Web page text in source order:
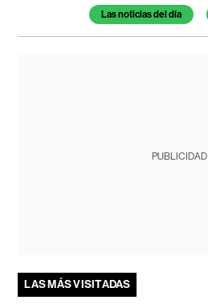
Temas de este artículo
Las noticias del día
PUBLICIDAD
LAS MÁS VISITADAS